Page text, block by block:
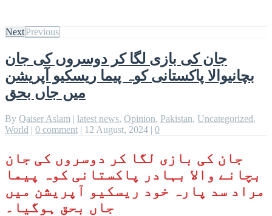
NextPrevious
جان کی بازی لگا کر دوسروں کی جان
بچانیوالا پاکستانی کوہ پیما ریسکیو آپریشن
میں جاں بحق
By Qaiser Aslam | latest news, Opinion, Pakistan, Uncategorized,
World | 0 comment | 12 August, 2024 | 0
جان کی بازی لگا کر دوسروں کی جان
بچانے والا بہادر پاکستانی کوہ پیما
مراد سد پارہ خود ریسکیو آپریشن میں
جاں بحق ہوگیا۔